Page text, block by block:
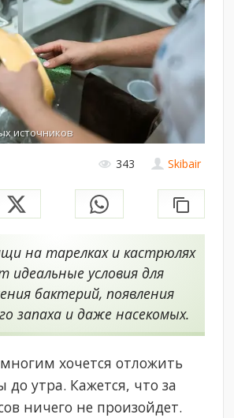
источников
Skibair
343
на тарелках и кастрюлях
идеальные условия для
бактерий, появления
запаха и даже насекомых.
хочется отложить
до утра. Кажется, что за
ничего не произойдет.